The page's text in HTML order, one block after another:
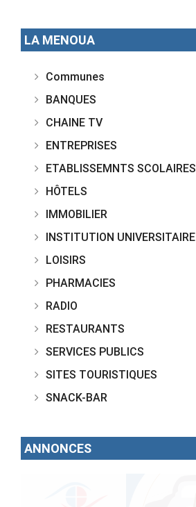
LA MENOUA
Communes
BANQUES
CHAINE TV
ENTREPRISES
ETABLISSEMNTS SCOLAIRES
HÔTELS
IMMOBILIER
INSTITUTION UNIVERSITAIRE
LOISIRS
PHARMACIES
RADIO
RESTAURANTS
SERVICES PUBLICS
SITES TOURISTIQUES
SNACK-BAR
ANNONCES